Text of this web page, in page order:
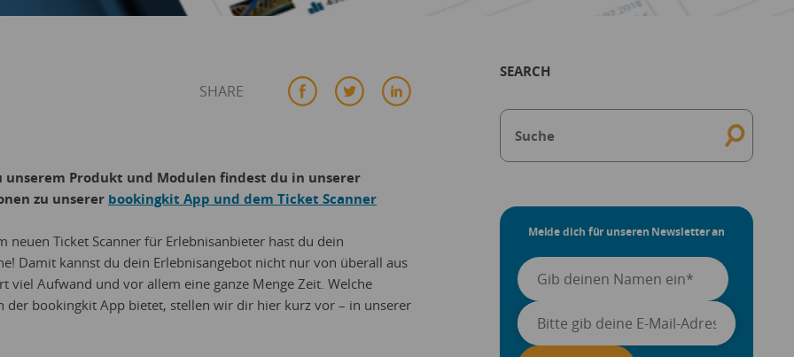
SHARE
Produkt und Modulen findest du in unserer
zu unserer bookingkit App und dem Ticket Scanner
Ticket Scanner für Erlebnisanbieter hast du dein
Damit kannst du dein Erlebnisangebot nicht nur von überall aus
viel Aufwand und vor allem eine ganze Menge Zeit. Welche
der bookingkit App bietet, stellen wir dir hier kurz vor – in unserer
SEARCH
Melde dich für unseren Newsletter an